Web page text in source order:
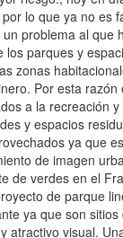
lo que ya no es
problema al que
parques y
zonas
Por esta
a la recreación
y espacios
ya que
de imagen
de verdes en el
de parque
ya que son
atractivo visual.